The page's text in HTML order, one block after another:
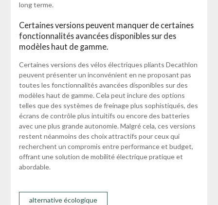
long terme.
Certaines versions peuvent manquer de certaines
fonctionnalités avancées disponibles sur des
modèles haut de gamme.
Certaines versions des vélos électriques pliants Decathlon
peuvent présenter un inconvénient en ne proposant pas
toutes les fonctionnalités avancées disponibles sur des
modèles haut de gamme. Cela peut inclure des options
telles que des systèmes de freinage plus sophistiqués, des
écrans de contrôle plus intuitifs ou encore des batteries
avec une plus grande autonomie. Malgré cela, ces versions
restent néanmoins des choix attractifs pour ceux qui
recherchent un compromis entre performance et budget,
offrant une solution de mobilité électrique pratique et
abordable.
alternative écologique